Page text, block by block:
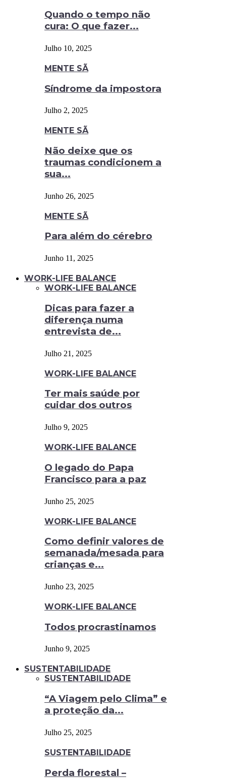
Quando o tempo não
cura: O que fazer...
Julho 10, 2025
MENTE SÃ
Síndrome da impostora
Julho 2, 2025
MENTE SÃ
Não deixe que os
traumas condicionem a
sua...
Junho 26, 2025
MENTE SÃ
Para além do cérebro
Junho 11, 2025
WORK-LIFE BALANCE
WORK-LIFE BALANCE
Dicas para fazer a
diferença numa
entrevista de...
Julho 21, 2025
WORK-LIFE BALANCE
Ter mais saúde por
cuidar dos outros
Julho 9, 2025
WORK-LIFE BALANCE
O legado do Papa
Francisco para a paz
Junho 25, 2025
WORK-LIFE BALANCE
Como definir valores de
semanada/mesada para
crianças e...
Junho 23, 2025
WORK-LIFE BALANCE
Todos procrastinamos
Junho 9, 2025
SUSTENTABILIDADE
SUSTENTABILIDADE
“A Viagem pelo Clima” e
a proteção da...
Julho 25, 2025
SUSTENTABILIDADE
Perda florestal –